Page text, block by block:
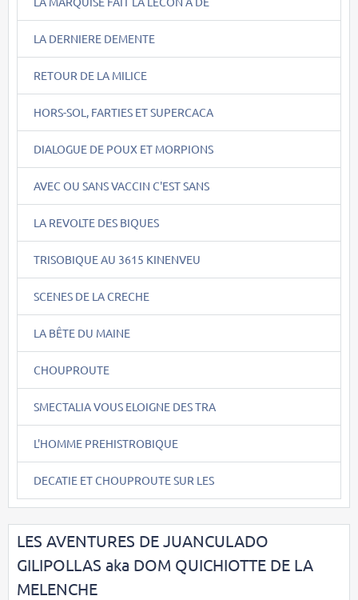
LA DERNIERE DEMENTE
RETOUR DE LA MILICE
HORS-SOL, FARTIES ET SUPERCACA
DIALOGUE DE POUX ET MORPIONS
AVEC OU SANS VACCIN C'EST SANS
LA REVOLTE DES BIQUES
TRISOBIQUE AU 3615 KINENVEU
SCENES DE LA CRECHE
LA BÊTE DU MAINE
CHOUPROUTE
SMECTALIA VOUS ELOIGNE DES TRA
L'HOMME PREHISTROBIQUE
DECATIE ET CHOUPROUTE SUR LES
LES AVENTURES DE JUANCULADO
GILIPOLLAS aka DOM QUICHIOTTE DE LA
MELENCHE